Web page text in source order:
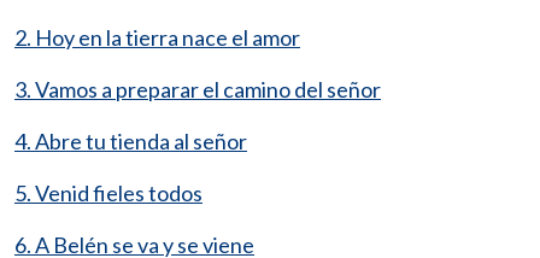
2. Hoy en la tierra nace el amor
3. Vamos a preparar el camino del señor
4. Abre tu tienda al señor
5. Venid fieles todos
6. A Belén se va y se viene